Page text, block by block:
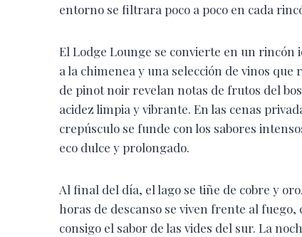
entorno se filtrara poco a poco en cada
El Lodge Lounge se convierte en un
a la chimenea y una selección de vinos
de pinot noir revelan notas de frutos del
acidez limpia y vibrante. En las cenas
crepúsculo se funde con los sabores
eco dulce y prolongado.
Al final del día, el lago se tiñe de cobre y
horas de descanso se viven frente al
consigo el sabor de las vides del sur. La